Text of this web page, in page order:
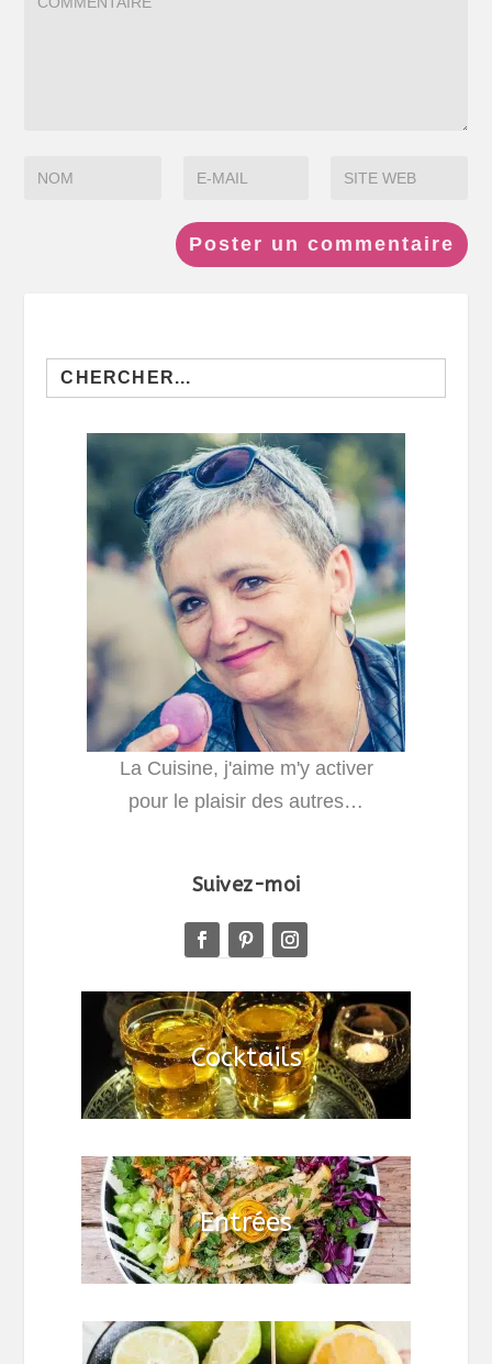
Search
for:
La Cuisine, j'aime m'y activer
pour le plaisir des autres…
Suivez-moi